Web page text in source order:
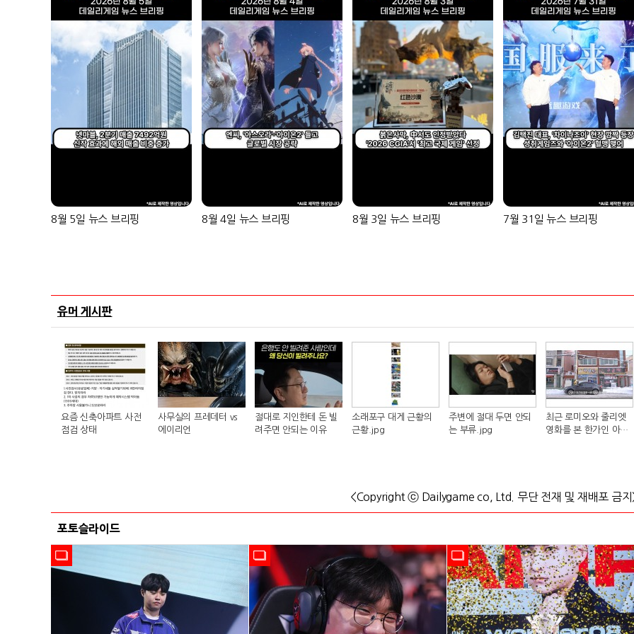
8월 5일 뉴스 브리핑 8월 4일 뉴스 브리핑 8월 3일 뉴스 브리핑 7월 31일 뉴스 브리핑
유머 게시판
요즘 신축아파트 사전
점검 상태
사무실의 프레데터 vs
에이리언
절대로 지인한테 돈 빌
려주면 안되는 이유
소래포구 대게 근황의
근황.jpg
주변에 절대 두면 안되
는 부류.jpg
최근 로미오와 줄리엣
영화를 본 한가인 아들
<Copyright ⓒ Dailygame co, Ltd. 무단 전재 및 재배포 금지
포토슬라이드